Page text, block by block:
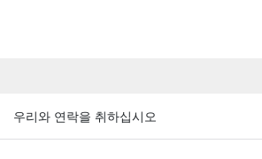
우리와 연락을 취하십시오